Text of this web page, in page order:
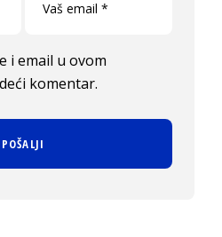
i email u ovom
komentar.